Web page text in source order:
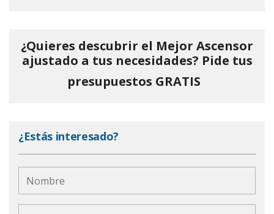
¿Quieres descubrir el Mejor Ascensor
ajustado a tus necesidades? Pide tus
presupuestos GRATIS
¿Estás interesado?